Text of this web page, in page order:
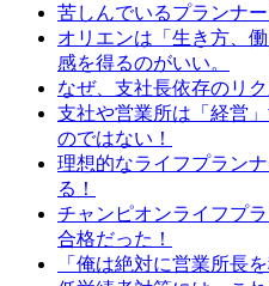
苦しんでいるプランナー
オリエンは「生き方、
感を得るのがいい。
なぜ、支社長依存のリ
支社や営業所は「経営
のではない！
理想的なライフプラン
る！
チャンピオンライフプ
合格だった！
「俺は絶対に営業所長